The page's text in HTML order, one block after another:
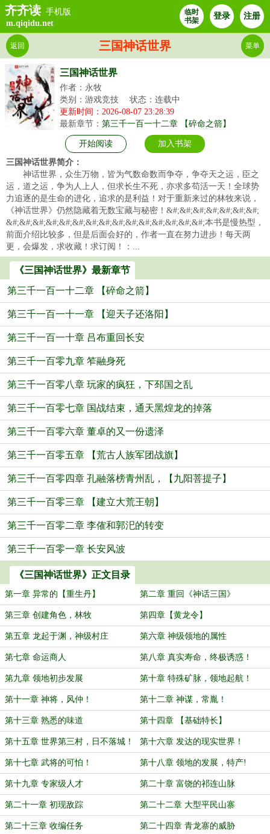
齐齐读 手机版
m.qiqidu.net
临时
书架
登录 注册
三国神话世界
返回 菜单
三国神话世界
作者：永牧
类别：游戏竞技
状态：连载中
更新时间：2026-08-07 23:28:39
最新章节： 第三千一百一十二章 【碎命之箭】
开始阅读 加入书架
三国神话世界简介：
神话世界，众生万物，皆为气数命数而争夺，争夺天之运，臣之
运，道之运，争为人上人，但求长生不死，亦求多苟活一天！全球势
力追逐的是生命的进化，追求的是利益！对于重新来过的林牧来说，
《神话世界》仍然隐藏着无数宝藏与秘密！&#;&#;&#;&#;&#;&#;&#;
&#;&#;&#;&#;&#;&#;&#;&#;&#;&#;&#;&#;&#;&#;&#;本书是慢热型，
前面介绍比较多，但是后面会好的，作者一直在努力进步！每天两
更，会爆发，求收藏！求订阅！：...
《三国神话世界》最新章节
第三千一百一十二章 【碎命之箭】
第三千一百一十一章 【迎天子还洛阳】
第三千一百一十章 吕布重回长安
第三千一百零九章 笮融身死
第三千一百零八章 玩家的疯狂，下邳国之乱
第三千一百零七章 国战结束，通天黑煌龙的掉落
第三千一百零六章 董卓的又一份遗泽
第三千一百零五章 【荒古人族军团战旗】
第三千一百零四章 孔融落榜青州乱，【九阳菩提子】
第三千一百零三章 【建立大荒王朝】
第三千一百零二章 李傕和郭汜的转变
第三千一百零一章 长安风波
《三国神话世界》正文目录
第一章 异常的【重生丹】 第二章 重回《神话三国》
第三章 创建角色，林牧 第四章【黄龙令】
第五章 龙起于渊，神级村庄 第六章 神级领地的属性
第七章 命运商人 第八章 真实寿命，终极诱惑！
第九章 领地初步发展 第十章 特殊矿脉，领地起航！
第十一章 神将，风仲！ 第十二章 神谋，常胤！
第十三章 熟悉的味道 第十四章 【基础特长】
第十五章 世界第三村，日不落城！ 第十六章 发达的现实世界！
第十七章 武将的可怕！ 第十八章 领地的发展，特产!
第十九章 专家级人才 第二十章 富饶的祁连山脉
第二十一章 初现敌踪 第二十二章 大型平民山寨
第二十三章 收编任务 第二十四章 青龙寨的威胁